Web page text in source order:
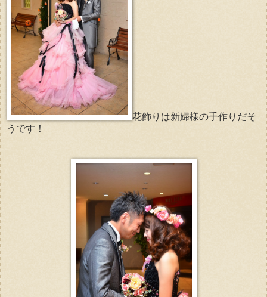
花飾りは新婦様の手作りだそ
うです！